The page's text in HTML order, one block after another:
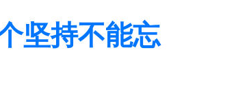
坚持不能忘